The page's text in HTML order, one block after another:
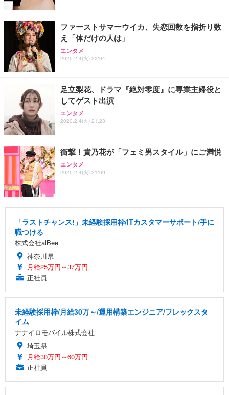
ファーストサマーウイカ、失恋回数を指折り数
え「体だけの人は」
エンタメ
2020.2.4(火) 22:04
足立梨花、ドラマ『絶対零度』に専業主婦役と
してゲスト出演
エンタメ
2020.2.4(火) 21:23
衝撃！貴乃花が「フェミ男スタイル」にご満悦
エンタメ
2020.2.4(火) 21:09
「ラストチャンス!」未経験採用枠/ITカスタマーサポート/手に
職つける
株式会社alBee
神奈川県
月給25万円～37万円
正社員
未経験採用枠/月給30万～/運用構築エンジニア/フレックスタ
イム
ナナイロモバイル株式会社
埼玉県
月給30万円～60万円
正社員